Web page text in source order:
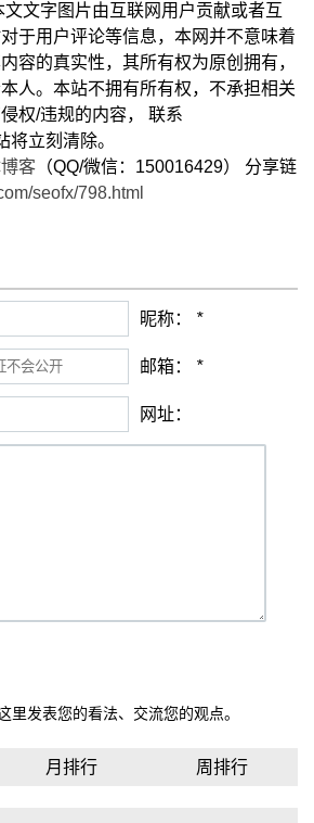
文字图片由互联网用户贡献或者互
于用户评论等信息，本网并不意味着
容的真实性，其所有权为原创拥有，
人。本站不拥有所有权，不承担相关
权/违规的内容， 联系
将立刻清除。
客 （QQ/微信：150016429） 分享链
seofx/798.html
昵称： *
邮箱： *
网址：
发表您的看法、交流您的观点。
月排行 周排行